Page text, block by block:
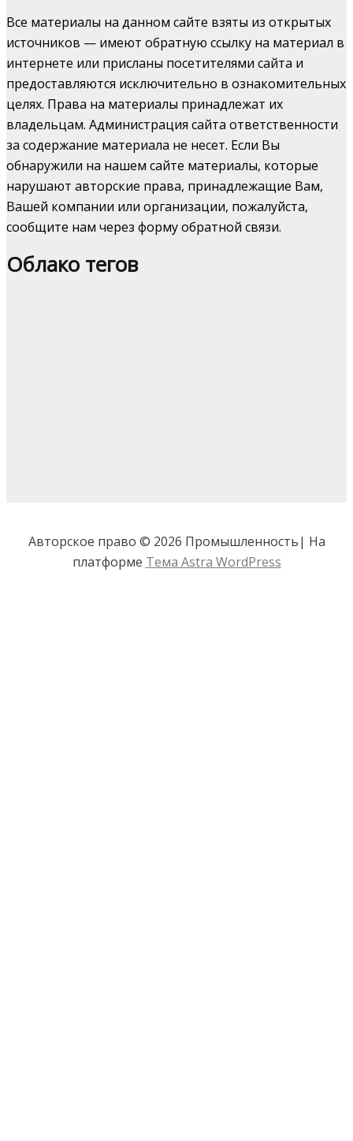
Все материалы на данном сайте взяты из открытых
источников — имеют обратную ссылку на материал в
интернете или присланы посетителями сайта и
предоставляются исключительно в ознакомительных
целях. Права на материалы принадлежат их
владельцам. Администрация сайта ответственности
за содержание материала не несет. Если Вы
обнаружили на нашем сайте материалы, которые
нарушают авторские права, принадлежащие Вам,
Вашей компании или организации, пожалуйста,
сообщите нам через форму обратной связи.
Облако тегов
Авторское право © 2026 Промышленность| На
платформе Тема Astra WordPress